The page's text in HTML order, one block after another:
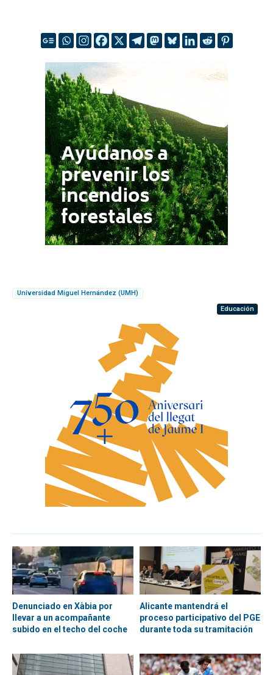
Universidad Miguel Hernández (UMH)
Educación
Denunciado en Xàbia por
llevar a un acompañante
subido en el techo del coche
Alicante mantendrá el
proceso participativo del PGE
durante toda su tramitación